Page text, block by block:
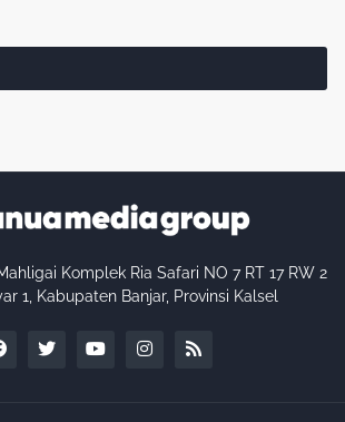
Komplek Ria Safari NO 7 RT 17 RW 2
1, Kabupaten Banjar, Provinsi Kalsel